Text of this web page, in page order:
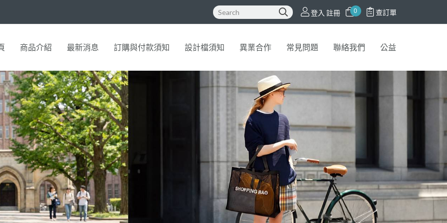
登入 註冊 0 查訂單
商品介紹 最新消息 訂購與付款須知 設計檔須知 異業合作 常見問題 聯絡我們 公益